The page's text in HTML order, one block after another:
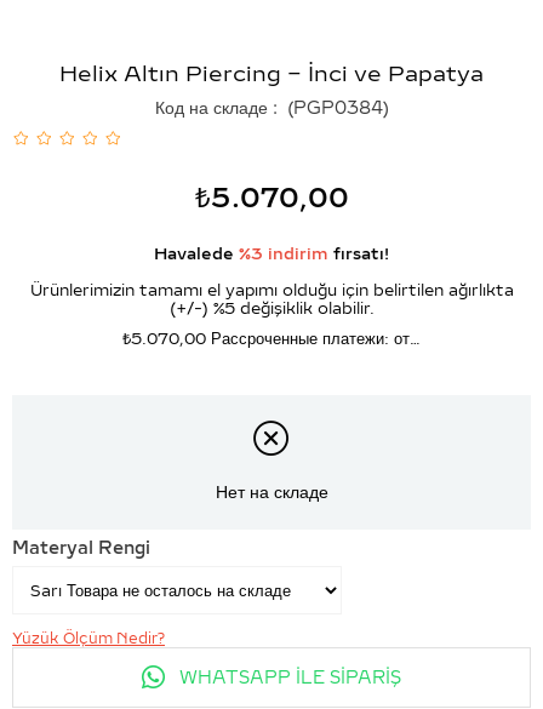
Helix Altın Piercing – İnci ve Papatya
Код на складе (PGP0384)
₺5.070,00
Havalede %3 indirim fırsatı!
Ürünlerimizin tamamı el yapımı olduğu için belirtilen ağırlıkta
(+/-) %5 değişiklik olabilir.
₺5.070,00 Рассроченные платежи: от…
Нет на складе
Materyal Rengi
Yüzük Ölçüm Nedir?
WHATSAPP İLE SİPARİŞ